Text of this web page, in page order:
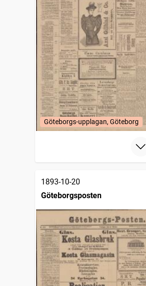
Göteborgs-upplagan, Göteborg
1893-10-20
Göteborgsposten